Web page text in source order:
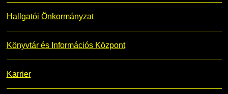
Hallgatói Önkormányzat
Könyvtár és Információs Központ
Karrier